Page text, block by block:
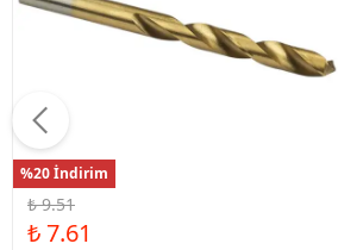
%20 İndirim
₺ 9.51
₺ 7.61